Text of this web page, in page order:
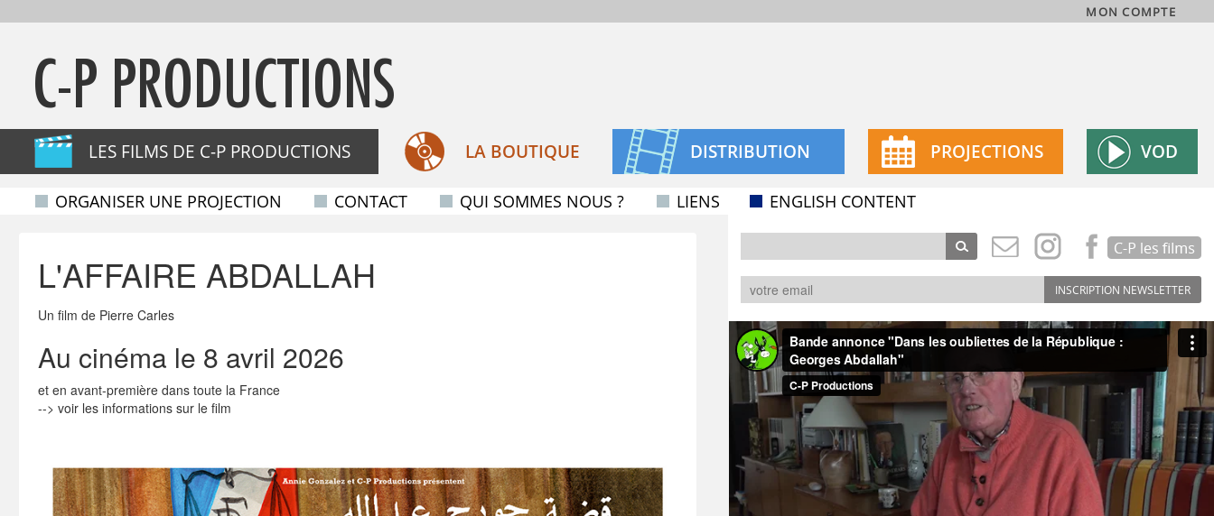
MON COMPTE
C-P PRODUCTIONS
LES FILMS DE C-P PRODUCTIONS LA BOUTIQUE DISTRIBUTION PROJECTIONS VOD
ORGANISER UNE PROJECTION CONTACT QUI SOMMES NOUS ? LIENS ENGLISH CONTENT
L'AFFAIRE ABDALLAH
Un film de Pierre Carles
Au cinéma le 8 avril 2026
et en avant-première dans toute la France
--> voir les informations sur le film